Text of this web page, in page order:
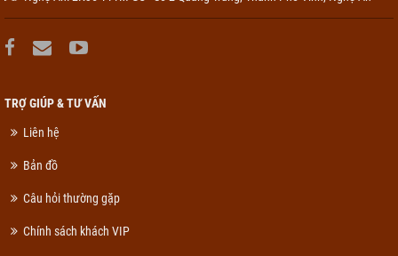
TRỢ GIÚP & TƯ VẤN
Liên hệ
Bản đồ
Câu hỏi thường gặp
Chính sách khách VIP